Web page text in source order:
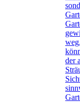
der